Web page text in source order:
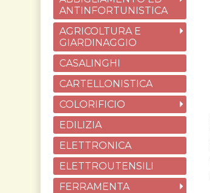
ANTINFORTUNISTICA
AGRICOLTURA E
GIARDINAGGIO
CASALINGHI
CARTELLONISTICA
COLORIFICIO
EDILIZIA
ELETTRONICA
ELETTROUTENSILI
FERRAMENTA